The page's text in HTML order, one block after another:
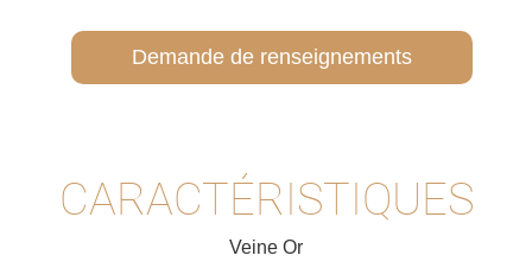
Demande de renseignements
CARACTÉRISTIQUES
Veine Or